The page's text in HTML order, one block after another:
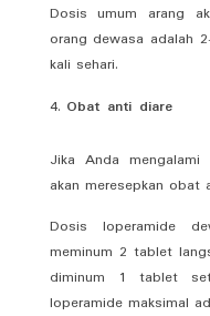
Dosis umum arang
orang dewasa adalah
kali sehari.
Obat anti diare
Jika Anda
akan meresepkan obat
Dosis loperamide
meminum 2 tablet
diminum 1 tablet
loperamide maksimal